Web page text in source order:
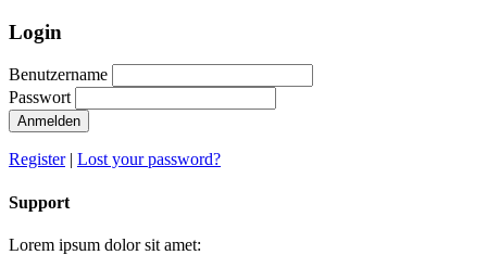
Login
Benutzername
Passwort
Anmelden
Register| Lost your password?
Support
Lorem ipsum dolor sit amet: